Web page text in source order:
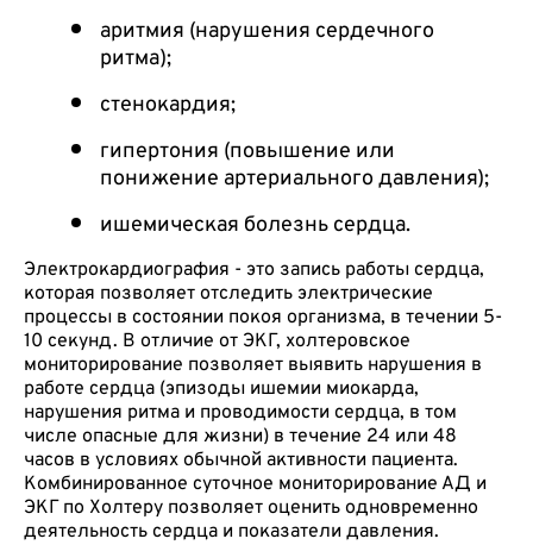
аритмия (нарушения сердечного
ритма);
стенокардия;
гипертония (повышение или
понижение артериального давления);
ишемическая болезнь сердца.
Электрокардиография - это запись работы сердца,
которая позволяет отследить электрические
процессы в состоянии покоя организма, в течении 5-
10 секунд. В отличие от ЭКГ, холтеровское
мониторирование позволяет выявить нарушения в
работе сердца (эпизоды ишемии миокарда,
нарушения ритма и проводимости сердца, в том
числе опасные для жизни) в течение 24 или 48
часов в условиях обычной активности пациента.
Комбинированное суточное мониторирование АД и
ЭКГ по Холтеру позволяет оценить одновременно
деятельность сердца и показатели давления.